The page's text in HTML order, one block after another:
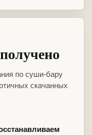
по суши-бару
скачанных